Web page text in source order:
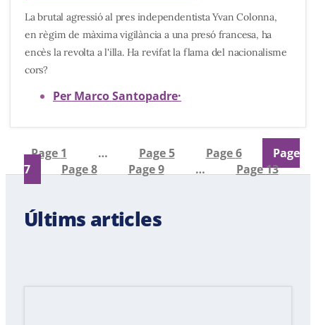
La brutal agressió al pres independentista Yvan Colonna,
en règim de màxima vigilància a una presó francesa, ha
encès la revolta a l'illa. Ha revifat la flama del nacionalisme
cors?
Per Marco Santopadre·
Page 1 … Page5 Page6
Page
7
Page8 Page9 … Page13
Últims articles